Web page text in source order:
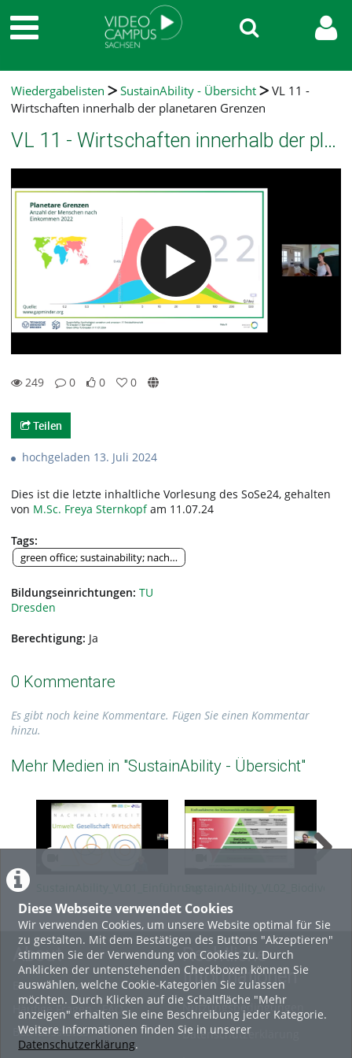
Diese Webseite verwendet Cookies
Wir verwenden Cookies, um unsere Website optimal für Sie
zu gestalten. Mit dem Bestätigen des Buttons "Akzeptieren"
stimmen Sie der Verwendung von Cookies zu. Durch
Anklicken der untenstehenden Checkboxen können Sie
auswählen, welche Cookie-Kategorien Sie zulassen
möchten. Durch Klicken auf die Schaltfläche "Mehr
anzeigen" erhalten Sie eine Beschreibung jeder Kategorie.
Weitere Informationen finden Sie in unserer
Datenschutzerklärung.
Wiedergabelisten SustainAbility - Übersicht
VL 11 -
Wirtschaften innerhalb der planetaren Grenzen
VL 11 - Wirtschaften innerhalb der planetaren Grenzen
249
0
0
0
Teilen
hochgeladen 13. Juli 2024
Dies ist die letzte inhaltliche Vorlesung des SoSe24, gehalten
von M.Sc. Freya Sternkopfam 11.07.24
Tags:
green office; sustainability; nachhaltigkeit; bne; sose24;
Bildungseinrichtungen: TU
Dresden
Berechtigung: Ja
0 Kommentare
Es gibt noch keine Kommentare. Fügen Sie einen Kommentar
hinzu.
Mehr Medien in "SustainAbility - Übersicht"
in den
Klimawandel_SoSe26
About
Erste Schritte
Häufige Fragen - FAQ
Betriebsstatus
Rechtliche
Informationen
Nutzungsbedingungen
Datenschutzerklärung